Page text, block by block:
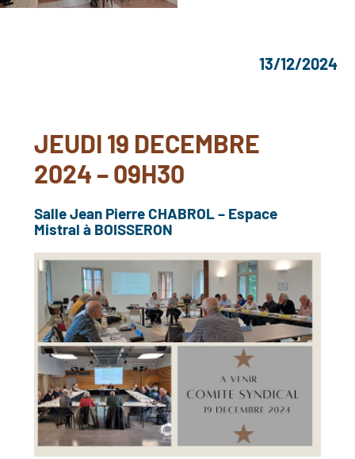
13/12/2024
JEUDI 19 DECEMBRE
2024 – 09H30
Salle Jean Pierre CHABROL – Espace
Mistral à BOISSERON